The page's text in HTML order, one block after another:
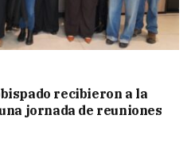
recibieron a la
jornada de reuniones